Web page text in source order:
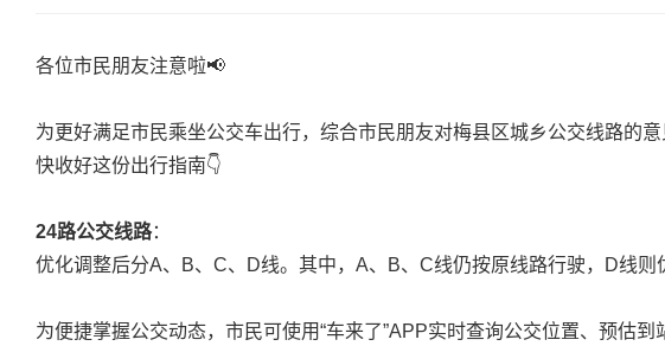
各位市民朋友注意啦📢
为更好满足市民乘坐公交车出行，综合市民朋友对梅县区城乡公交线路的
快收好这份出行指南👇
24路公交线路：
优化调整后分A、B、C、D线。其中，A、B、C线仍按原线路行驶，D线
为便捷掌握公交动态，市民可使用“车来了”APP实时查询公交位置、预估到